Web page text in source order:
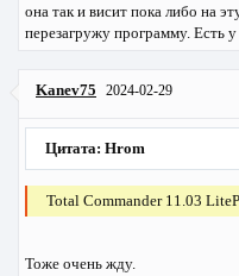
она так и висит пока либо на
перезагружу программу. Есть
Kanev75 2024-02-29
Цитата: Hrom
Total Commander 11.03
Тоже очень жду.